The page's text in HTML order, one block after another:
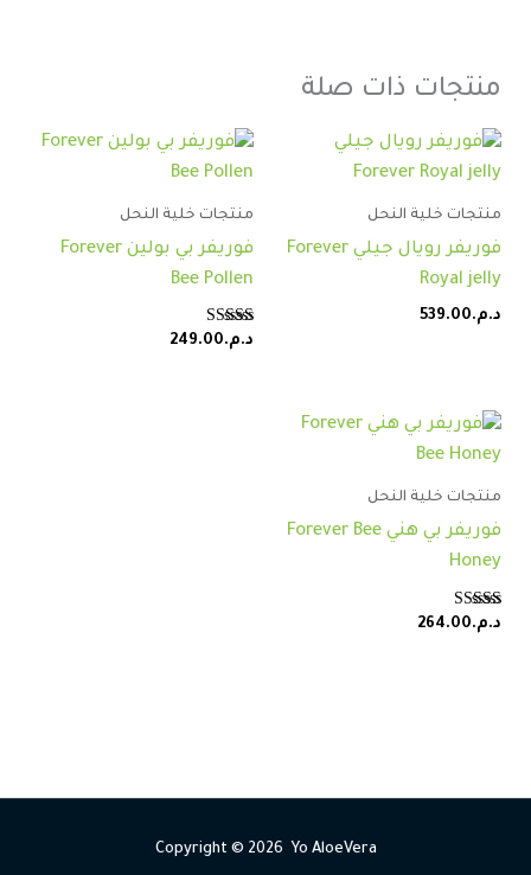
منتجات ذات صلة
منتجات خلية النحل
فوريفر رويال جيلي Forever
Royal jelly
د.م.539.00
منتجات خلية النحل
فوريفر بي بولين Forever
Bee Pollen
تم التقييم
د.م.249.00
منتجات خلية النحل
فوريفر بي هني Forever Bee
Honey
تم التقييم
5.00
د.م.264.00
Copyright © 2026 Yo AloeVera